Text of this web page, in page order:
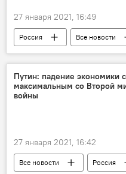
27 января 2021, 16:49
Россия Все новости
Путин: падение экономики
максимальным со Второй
войны
27 января 2021, 16:42
Все новости Россия